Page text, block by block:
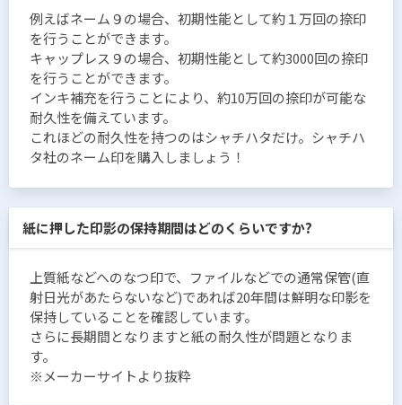
例えばネーム９の場合、初期性能として約１万回の捺印
を行うことができます。
キャップレス９の場合、初期性能として約3000回の捺印
を行うことができます。
インキ補充を行うことにより、約10万回の捺印が可能な
耐久性を備えています。
これほどの耐久性を持つのはシャチハタだけ。シャチハ
タ社のネーム印を購入しましょう！
紙に押した印影の保持期間はどのくらいですか?
上質紙などへのなつ印で、ファイルなどでの通常保管(直
射日光があたらないなど)であれば20年間は鮮明な印影を
保持していることを確認しています。
さらに長期間となりますと紙の耐久性が問題となりま
す。
※メーカーサイトより抜粋